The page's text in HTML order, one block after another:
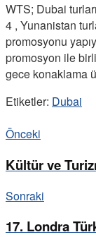
WTS; Dubai
4 , Yunanistan
promosyonu
promosyon ile
gece konaklama
Etiketler: Dubai
Önceki
Kültür ve
Sonraki
17. Londra